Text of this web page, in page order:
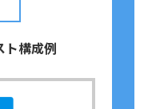
ト構成例